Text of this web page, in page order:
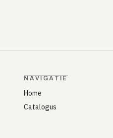
NAVIGATIE
Home
Catalogus